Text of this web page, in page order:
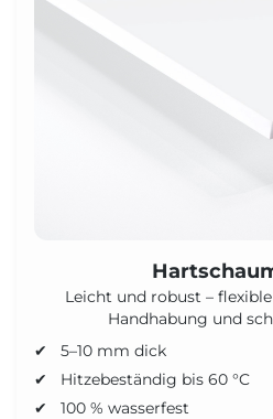
Leicht und robust –
Handhabung und
5–10 mm dick
Hitzebeständig bis 60 °C
100 % wasserfest